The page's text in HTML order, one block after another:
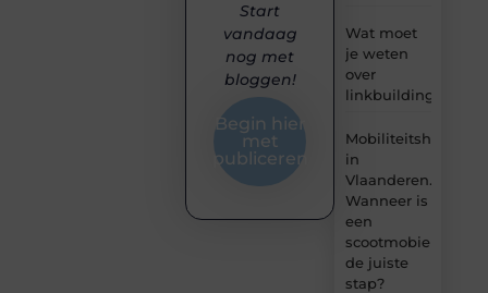
Wat moet
je weten
over
linkbuilding?
in
Vlaanderen.
Wanneer is
een
scootmobiel
de juiste
stap?
Start
vandaag
nog met
bloggen!
Begin hier
met
publiceren